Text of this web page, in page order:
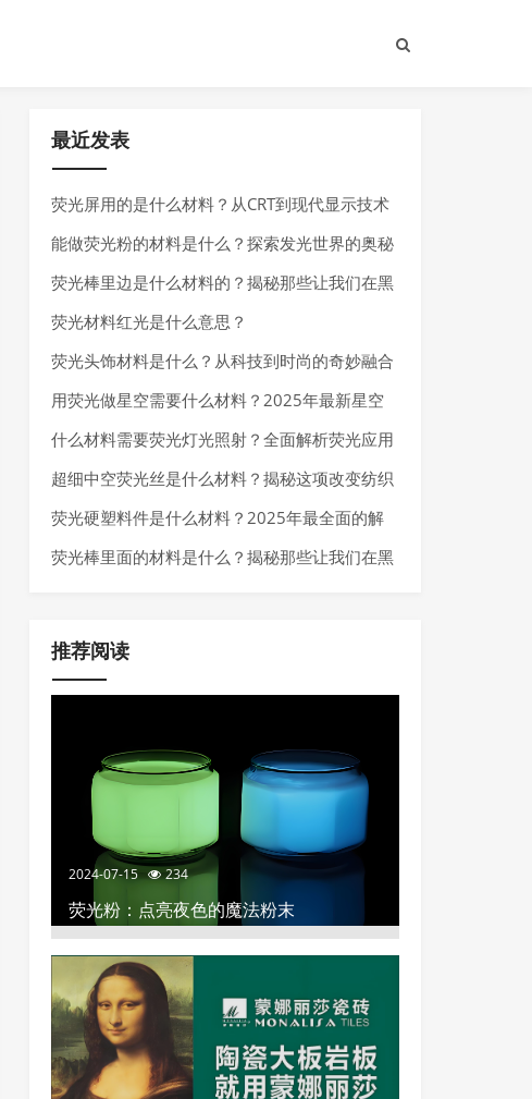
最近发表
荧光屏用的是什么材料？从CRT到现代显示技术
的材料演变
能做荧光粉的材料是什么？探索发光世界的奥秘
荧光棒里边是什么材料的？揭秘那些让我们在黑
暗中发光的神奇化学物质
荧光材料红光是什么意思？
荧光头饰材料是什么？从科技到时尚的奇妙融合
用荧光做星空需要什么材料？2025年最新星空
荧光材料全解析
什么材料需要荧光灯光照射？全面解析荧光应用
场景
超细中空荧光丝是什么材料？揭秘这项改变纺织
行业的高科技材料
荧光硬塑料件是什么材料？2025年最全面的解
析
荧光棒里面的材料是什么？揭秘那些让我们在黑
推荐阅读
2024-07-15 234
荧光粉：点亮夜色的魔法粉末